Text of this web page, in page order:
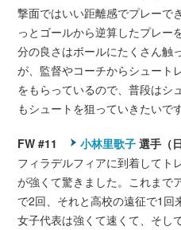
撃面ではいい距離感でプレーで
っとゴールから逆算したプレー
分の良さはボールにたくさん触
が、監督やコーチからシュート
をもらっているので、普段はシ
もシュートを狙っていきたいです
FW #11 小林里歌子 選手（
フィラデルフィアに到着してト
が強くて驚きました。これまで
で2回、それと高校の遠征で1回
女子代表は強くて速くて、そし